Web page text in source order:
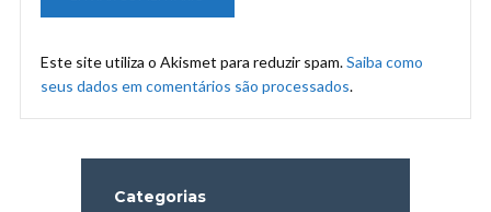
Este site utiliza o Akismet para reduzir spam.Saiba como
seus dados em comentários são processados.
Categorias